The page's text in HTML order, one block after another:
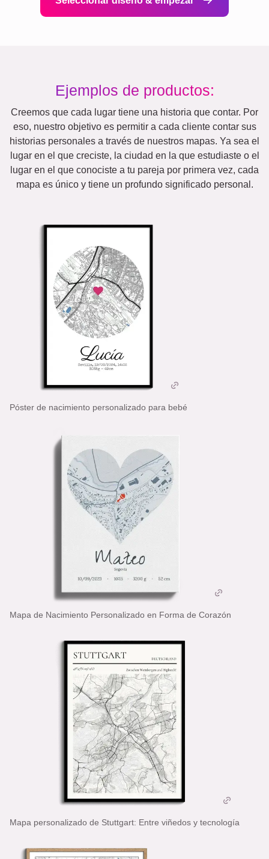
Ejemplos de productos:
Creemos que cada lugar tiene una historia que contar. Por
eso, nuestro objetivo es permitir a cada cliente contar sus
historias personales a través de nuestros mapas. Ya sea el
lugar en el que creciste, la ciudad en la que estudiaste o el
lugar en el que conociste a tu pareja por primera vez, cada
mapa es único y tiene un profundo significado personal.
Póster de nacimiento personalizado para bebé
Mapa de Nacimiento Personalizado en Forma de Corazón
Mapa personalizado de Stuttgart: Entre viñedos y tecnología